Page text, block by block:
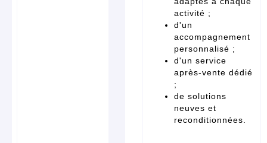
activité ;
d'un
accompagnement
personnalisé ;
d'un service
après-vente dédié
;
de solutions
neuves et
reconditionnées.